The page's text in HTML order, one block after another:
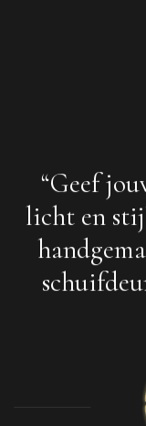
“Geef
licht en